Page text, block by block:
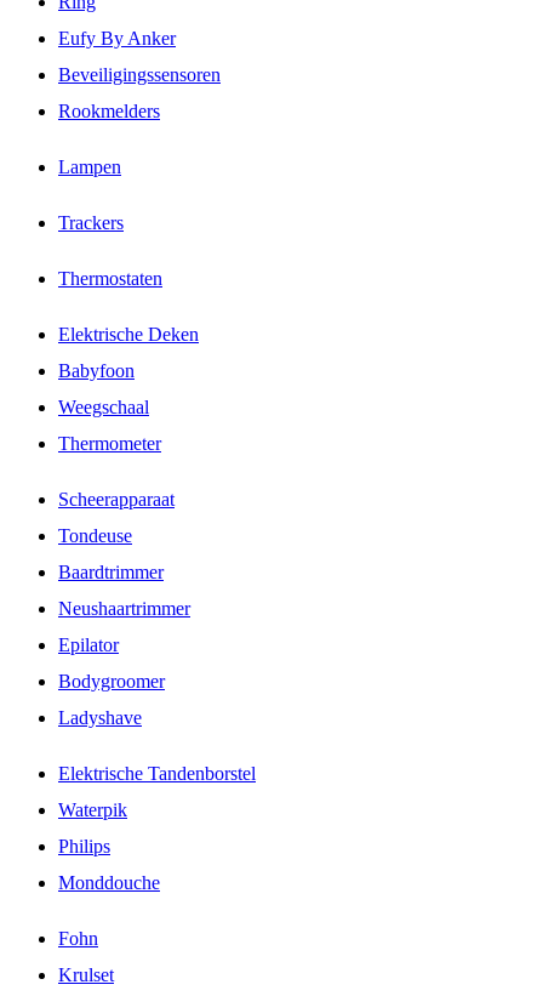
Eufy By Anker
Beveiligingssensoren
Rookmelders
Lampen
Trackers
Thermostaten
Elektrische Deken
Babyfoon
Weegschaal
Thermometer
Scheerapparaat
Tondeuse
Baardtrimmer
Neushaartrimmer
Epilator
Bodygroomer
Ladyshave
Elektrische Tandenborstel
Waterpik
Philips
Monddouche
Fohn
Krulset